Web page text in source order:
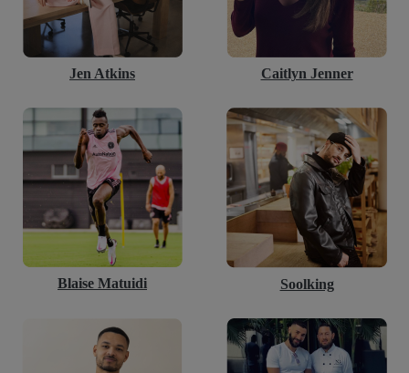
Jen Atkins Caitlyn Jenner
Blaise Matuidi Soolking